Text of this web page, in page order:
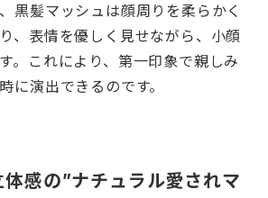
黒髪マッシュは顔周りを柔らかく
、表情を優しく見せながら、小顔
。これにより、第一印象で親しみ
に演出できるのです。
感の”ナチュラル愛されマ